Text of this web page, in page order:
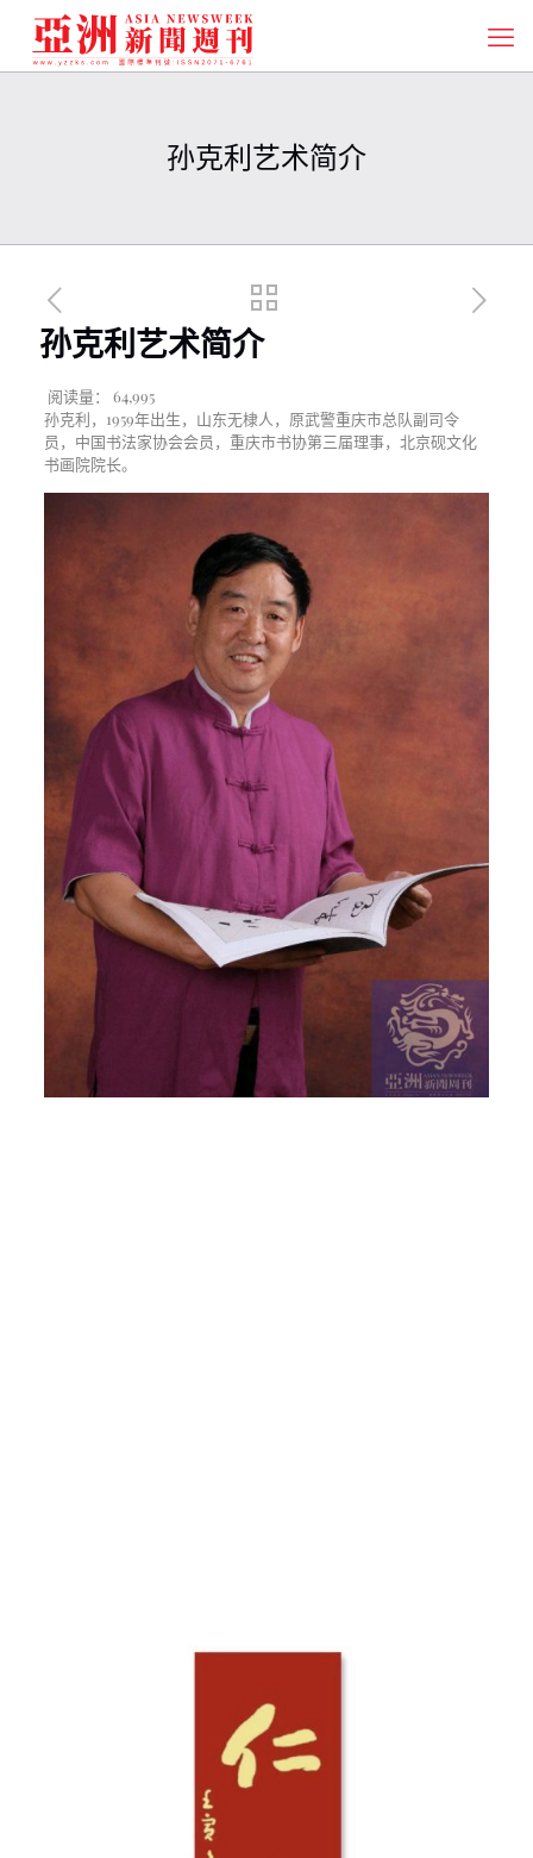
孙克利艺术简介
孙克利艺术简介
阅读量：
64,995
孙克利，1959年出生，山东无棣人，原武警重庆市总队副司令
员，中国书法家协会会员，重庆市书协第三届理事，北京砚文化
书画院院长。